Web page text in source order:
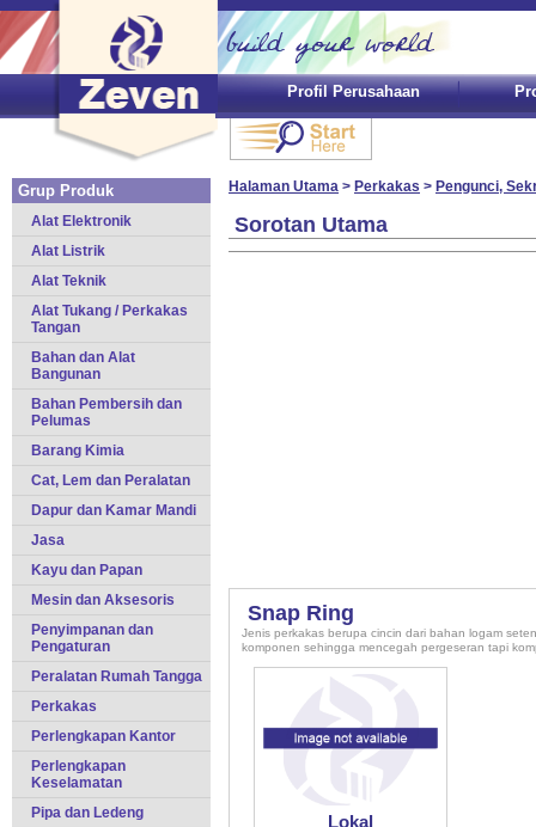
Profil Perusahaan
Grup Produk
Alat Elektronik
Alat Listrik
Alat Teknik
Alat Tukang / Perkakas
Tangan
Bahan dan Alat
Bangunan
Bahan Pembersih dan
Pelumas
Barang Kimia
Cat, Lem dan Peralatan
Dapur dan Kamar Mandi
Jasa
Kayu dan Papan
Mesin dan Aksesoris
Penyimpanan dan
Pengaturan
Peralatan Rumah Tangga
Perkakas
Perlengkapan Kantor
Perlengkapan
Keselamatan
Pipa dan Ledeng
Halaman Utama > Perkakas > Pengunci,
Sorotan Utama
Snap Ring
Jenis perkakas berupa cincin dari bahan logam
komponen sehingga mencegah pergeseran tapi
Lokal